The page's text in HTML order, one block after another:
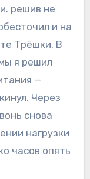
решив не
и на
Трёшки. В
я решил
—
Через
снова
нагрузки
часов опять